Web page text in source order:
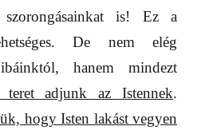
is! Ez a
De nem elég
hanem mindezt
teret adjunk az Istennek.
hogy Isten lakást vegyen